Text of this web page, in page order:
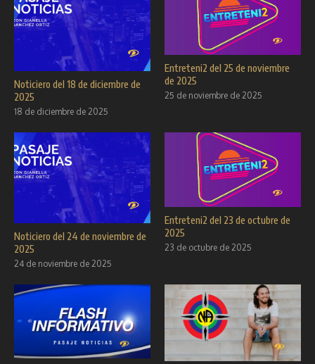
Noticiero del 18 de diciembre de
2025
18 de diciembre de 2025
Entreteni2 del 25 de noviembre
de 2025
25 de noviembre de 2025
Noticiero del 24 de noviembre de
2025
24 de noviembre de 2025
Entreteni2 del 23 de octubre de
2025
23 de octubre de 2025